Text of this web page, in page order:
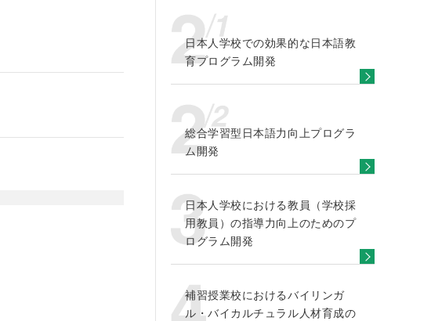
日本人学校での効果的な日本語教
育プログラム開発
総合学習型日本語力向上プログラ
ム開発
日本人学校における教員（学校採
用教員）の指導力向上のためのプ
ログラム開発
補習授業校におけるバイリンガ
ル・バイカルチュラル人材育成の